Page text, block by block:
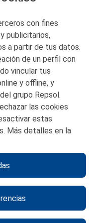
con fines
publicitarios,
a partir de tus datos.
de un perfil con
vincular tus
y offline, y
grupo Repsol.
las cookies
estas
Más detalles en la